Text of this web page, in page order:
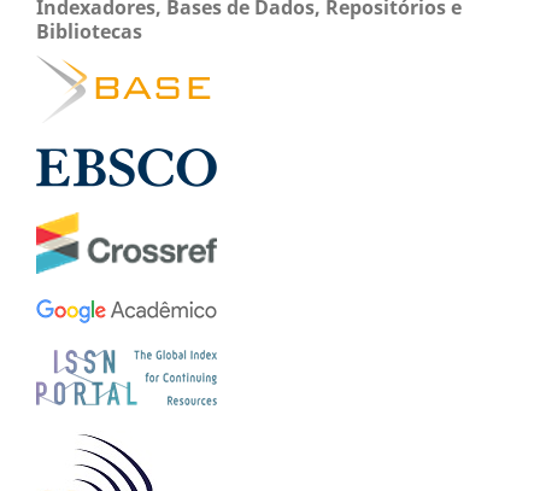
Indexadores, Bases de Dados, Repositórios e
Bibliotecas